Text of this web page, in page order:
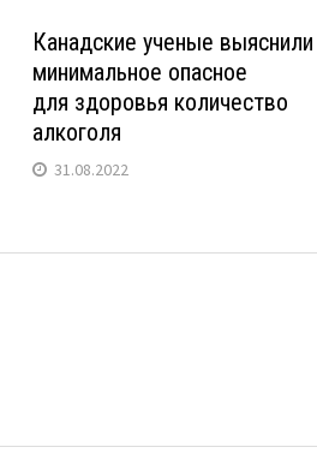
Канадские ученые выяснили
минимальное опасное
для здоровья количество
алкоголя
31.08.2022